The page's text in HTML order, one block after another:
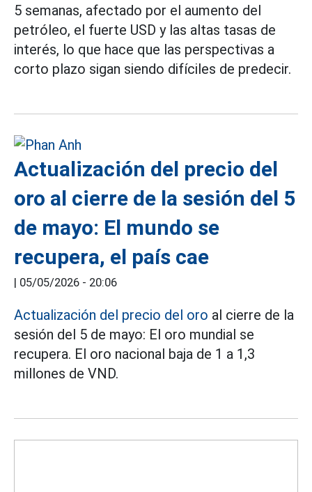
5 semanas, afectado por el aumento del
petróleo, el fuerte USD y las altas tasas de
interés, lo que hace que las perspectivas a
corto plazo sigan siendo difíciles de predecir.
Actualización del precio del
oro al cierre de la sesión del 5
de mayo: El mundo se
recupera, el país cae
| 05/05/2026 - 20:06
Actualización del precio del oro al cierre de la
sesión del 5 de mayo: El oro mundial se
recupera. El oro nacional baja de 1 a 1,3
millones de VND.